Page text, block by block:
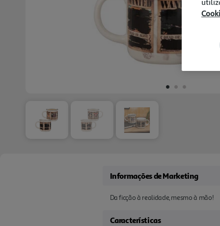
Informações de Marketing
Da ficção à realidade, mesmo à mão!
Características